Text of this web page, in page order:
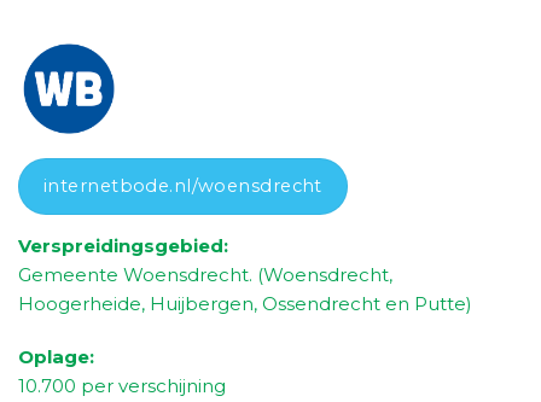
internetbode.nl/woensdrecht
Verspreidingsgebied:
Gemeente Woensdrecht. (Woensdrecht,
Hoogerheide, Huijbergen, Ossendrecht en Putte)
Oplage:
10.700 per verschijning